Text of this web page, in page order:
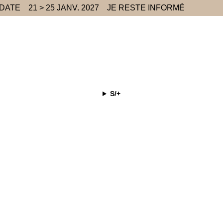
21 > 25 JANV. 2027 JE RESTE INFORMÉ
S/+